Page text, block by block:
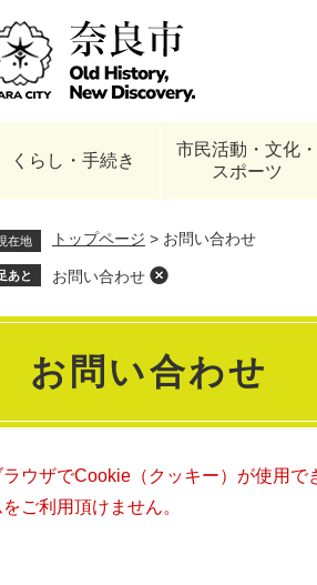
くらし・手続き
市民活動・文化・
スポーツ
在地 トップページ > お問い合わせ
あと お問い合わせ
お問い合わせ
ラウザでCookie（クッキー）が使用
をご利用頂けません。